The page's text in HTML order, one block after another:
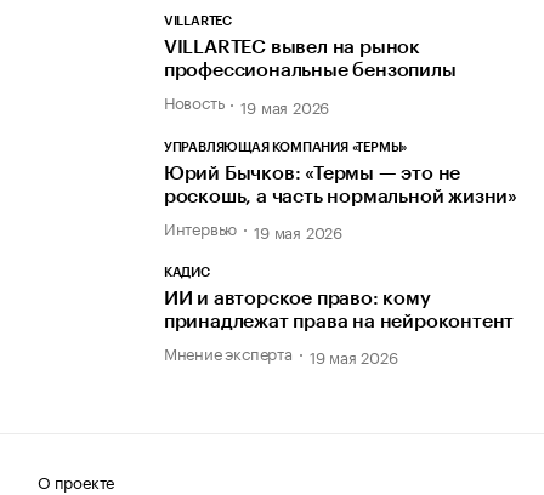
VILLARTEC
VILLARTEC вывел на рынок
профессиональные бензопилы
Новость 19 мая 2026
УПРАВЛЯЮЩАЯ КОМПАНИЯ «ТЕРМЫ»
Юрий Бычков: «Термы — это не
роскошь, а часть нормальной жизни»
Интервью 19 мая 2026
КАДИС
ИИ и авторское право: кому
принадлежат права на нейроконтент
Мнение эксперта 19 мая 2026
О проекте